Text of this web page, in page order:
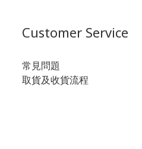
Customer Service
常見問題
取貨及收貨流程